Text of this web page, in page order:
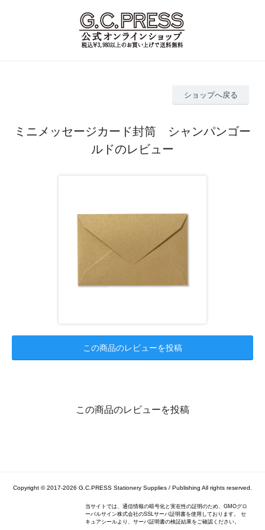
ショップへ戻る
ミニメッセージカード封筒 シャンパンゴー
ルドのレビュー
この商品のレビューを投稿
この商品のレビューを投稿
Copyright © 2017-2026 G.C.PRESS Stationery Supplies / Publishing All rights reserved.
当サイトでは、通信情報の暗号化と実在性の証明のため、GMOグロ
ーバルサイン株式会社のSSLサーバ証明書を使用しております。 セ
キュアシールより、サーバ証明書の検証結果をご確認ください。